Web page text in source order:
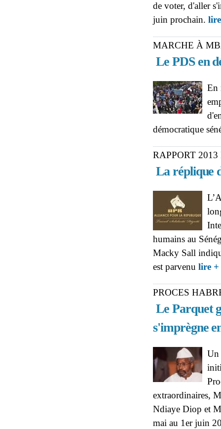
de voter, d'aller
juin prochain.
MARCHE À
Le PDS en
En
démocratique
RAPPORT
La réplique
humains au
Macky Sall
est parvenu lire +
PROCES
Le Parquet
s'imprègne
Un
extraordinaires,
Ndiaye Diop et
mai au 1er juin